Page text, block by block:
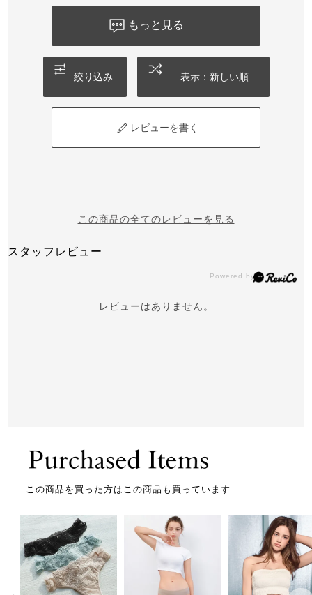
もっと見る
絞り込み 表示：新しい順
レビューを書く
この商品の全てのレビューを見る
スタッフレビュー
レビューはありません。
この商品を買った方はこの商品も買っています